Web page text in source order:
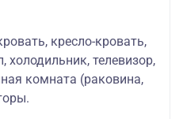
кресло-кровать,
холодильник, телевизор,
комната (раковина,